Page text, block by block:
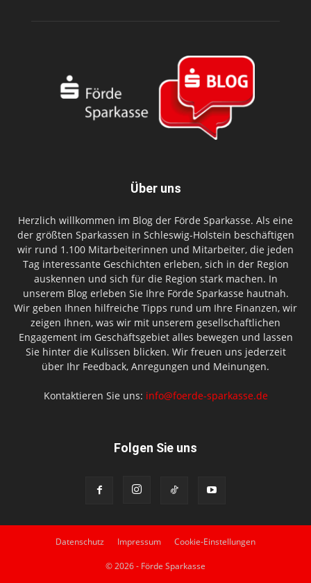
Über uns
Herzlich willkommen im Blog der Förde Sparkasse. Als eine
der größten Sparkassen in Schleswig-Holstein beschäftigen
wir rund 1.100 Mitarbeiterinnen und Mitarbeiter, die jeden
Tag interessante Geschichten erleben, sich in der Region
auskennen und sich für die Region stark machen. In
unserem Blog erleben Sie Ihre Förde Sparkasse hautnah.
Wir geben Ihnen hilfreiche Tipps rund um Ihre Finanzen, wir
zeigen Ihnen, was wir mit unserem gesellschaftlichen
Engagement im Geschäftsgebiet alles bewegen und lassen
Sie hinter die Kulissen blicken. Wir freuen uns jederzeit
über Ihr Feedback, Anregungen und Meinungen.
Kontaktieren Sie uns: info@foerde-sparkasse.de
Folgen Sie uns
Datenschutz Impressum Cookie-Einstellungen
© 2026 - Förde Sparkasse